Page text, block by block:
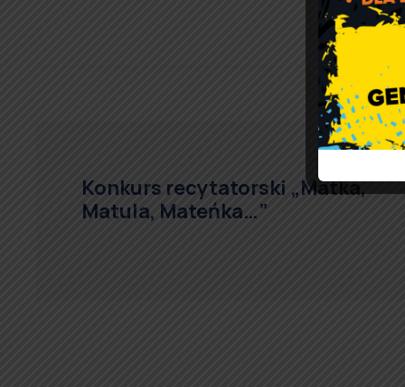
Konkurs recytatorski „Matka,
Matula, Mateńka…”